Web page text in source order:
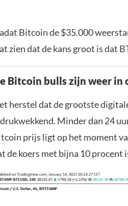
Bitcoin de $35.000
zien dat de kans groot is dat
Bitcoin bulls zijn weer in
herstel dat de grootste
Minder dan 24
prijs ligt op het moment
de koers met bijna 10 procent